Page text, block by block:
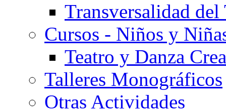
Transversalidad del
Cursos - Niños y
Teatro y Danza
Talleres Monográficos
Otras Actividades